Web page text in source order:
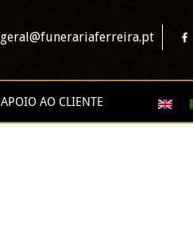
geral@funerariaferreira.pt
APOIO AO CLIENTE